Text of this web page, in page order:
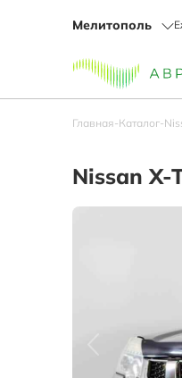
Мелитополь
Главная-Каталог-
Nissan X-